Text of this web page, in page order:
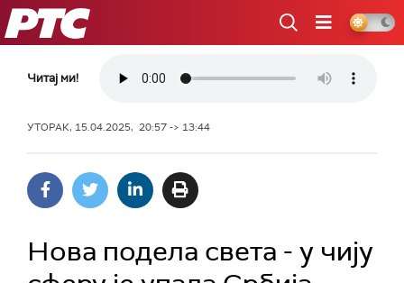
РТС
Читај ми!
УТОРАК, 15.04.2025, 20:57 -> 13:44
Нова подела света - у чију